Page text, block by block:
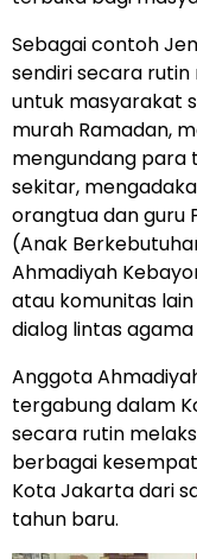
Sebagai contoh
sendiri secara
untuk masyarakat
murah Ramadan,
mengundang para
sekitar,
orangtua dan guru
(Anak
Ahmadiyah
atau komunitas
dialog lintas
Anggota
tergabung dalam
secara rutin
berbagai
Kota Jakarta dari
tahun baru.